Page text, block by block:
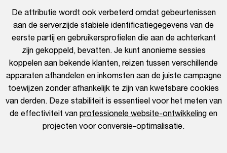
De attributie wordt ook verbeterd omdat gebeurtenissen
aan de serverzijde stabiele identificatiegegevens van de
eerste partij en gebruikersprofielen die aan de achterkant
zijn gekoppeld, bevatten. Je kunt anonieme sessies
koppelen aan bekende klanten, reizen tussen verschillende
apparaten afhandelen en inkomsten aan de juiste campagne
toewijzen zonder afhankelijk te zijn van kwetsbare cookies
van derden. Deze stabiliteit is essentieel voor het meten van
de effectiviteit van professionele website-ontwikkeling en
projecten voor conversie-optimalisatie.